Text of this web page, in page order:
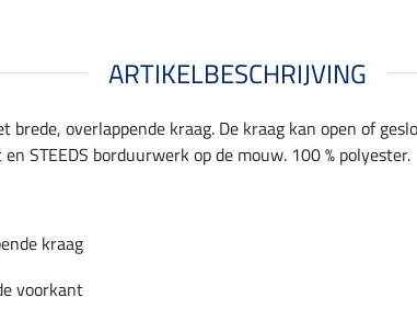
ARTIKELBESCHRIJVING
overlappende kraag. De kraag kan open of
STEEDS borduurwerk op de mouw. 100 % polyester.
kraag
voorkant